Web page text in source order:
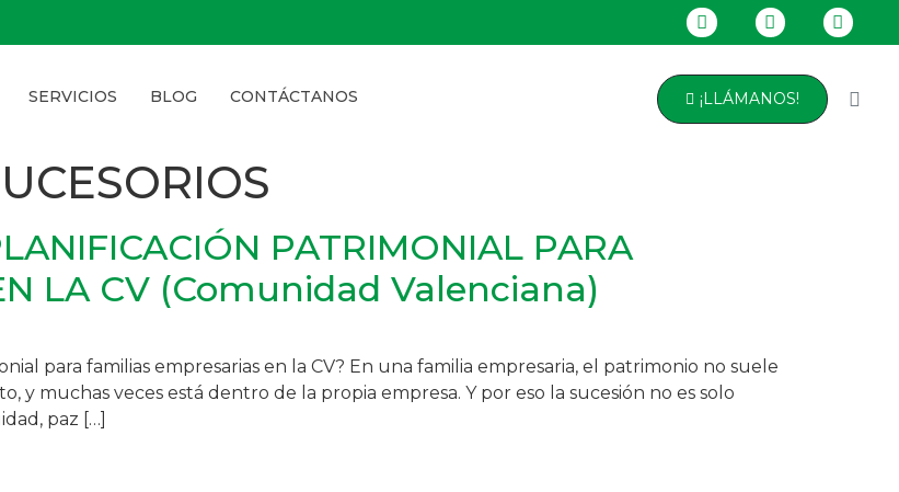
SERVICIOS BLOG CONTÁCTANOS ¡LLÁMANOS!
PATRIMONIAL PARA
LA CV (Comunidad Valenciana)
para familias empresarias en la CV? En una familia empresaria, el patrimonio no suele
y muchas veces está dentro de la propia empresa. Y por eso la sucesión no es solo
paz […]